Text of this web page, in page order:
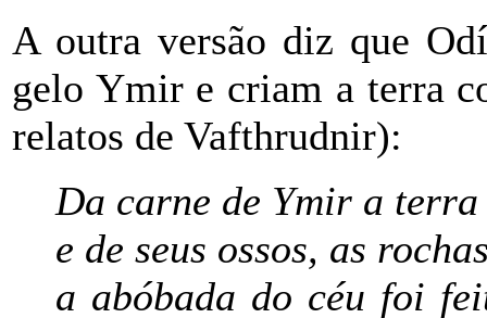
A outra versão diz que
gelo Ymir e criam a terra
relatos de Vafthrudnir):
Da carne de Ymir a
e de seus ossos, as
a abóbada do céu foi